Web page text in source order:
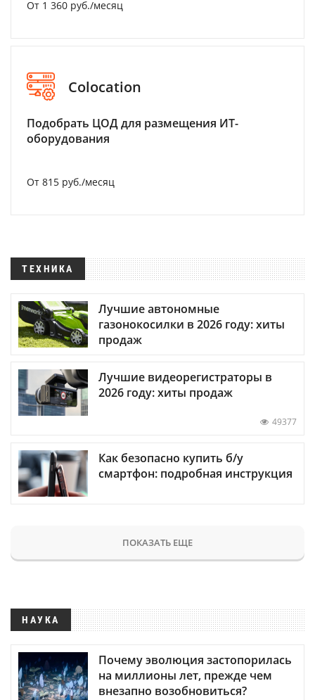
От 1 360 руб./месяц
Colocation
Подобрать ЦОД для размещения ИТ-
оборудования
От 815 руб./месяц
ТЕХНИКА
Лучшие автономные
газонокосилки в 2026 году: хиты
продаж
Лучшие видеорегистраторы в
2026 году: хиты продаж
49377
Как безопасно купить б/у
смартфон: подробная инструкция
ПОКАЗАТЬ ЕЩЕ
НАУКА
Почему эволюция застопорилась
на миллионы лет, прежде чем
внезапно возобновиться?